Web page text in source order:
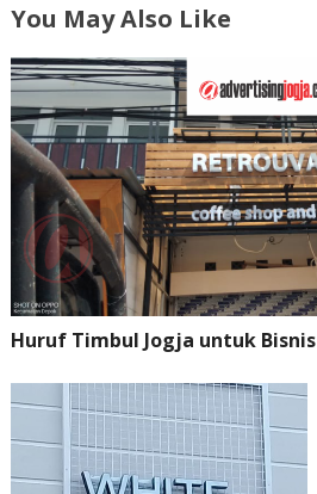
You May Also Like
Huruf Timbul Jogja untuk Bisnis